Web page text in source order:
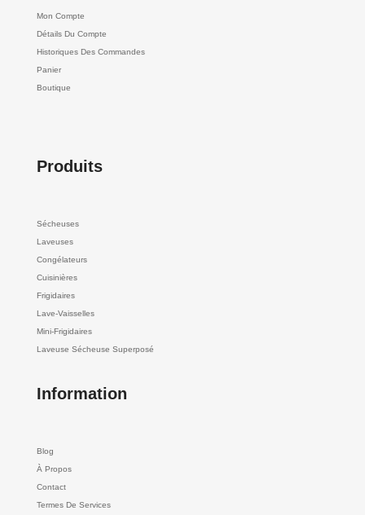
Mon Compte
Détails Du Compte
Historiques Des Commandes
Panier
Boutique
Produits
Sécheuses
Laveuses
Congélateurs
Cuisinières
Frigidaires
Lave-Vaisselles
Mini-Frigidaires
Laveuse Sécheuse Superposé
Information
Blog
À Propos
Contact
Termes De Services